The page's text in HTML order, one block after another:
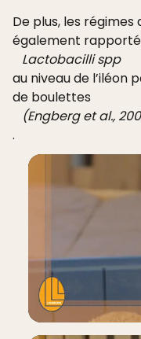
De plus, les
également
Lactobacilli spp
au niveau de l’iléon
de boulettes
(Engberg et al.,
.